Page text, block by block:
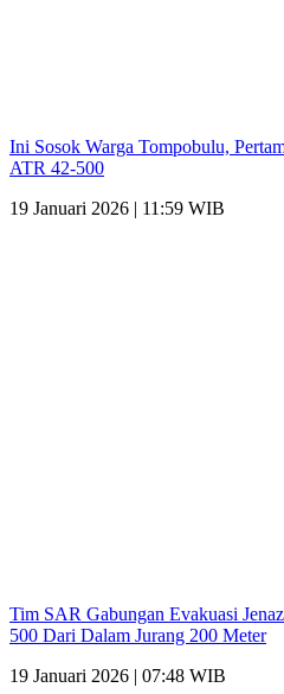
Ini Sosok Warga Tompobulu,
ATR 42-500
19 Januari 2026 | 11:59 WIB
Tim SAR Gabungan Evakuasi
500 Dari Dalam Jurang 200 Meter
19 Januari 2026 | 07:48 WIB